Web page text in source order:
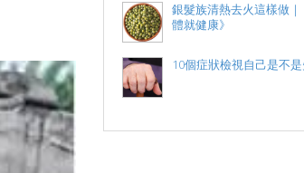
銀髮族清熱去火這樣做
體就健康》
10個症狀檢視自己是不